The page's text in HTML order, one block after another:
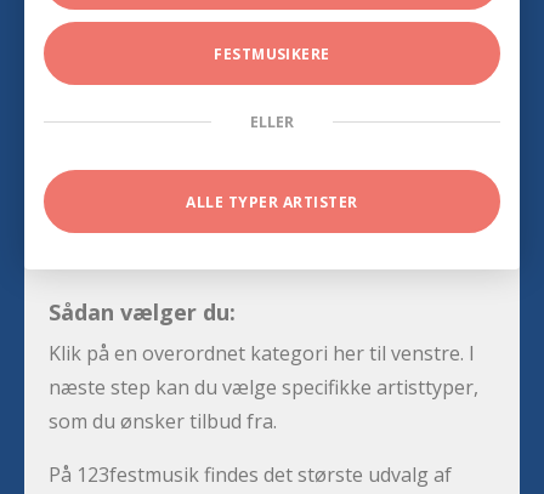
FESTMUSIKERE
ELLER
ALLE TYPER ARTISTER
Sådan vælger du:
Klik på en overordnet kategori her til venstre. I
næste step kan du vælge specifikke artisttyper,
som du ønsker tilbud fra.
På 123festmusik findes det største udvalg af